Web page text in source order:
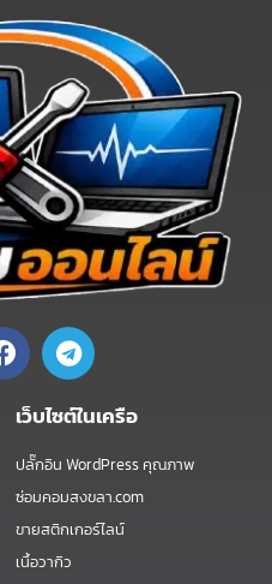
F
a
c
o
o
k
T
e
l
e
r
a
m
เว็บไซต์ในเครือ
ปลั๊กอิน WordPress คุณภาพ
ซ่อมคอมสงขลา.com
ขายสติกเกอร์ไลน์
เนื้อวากิว